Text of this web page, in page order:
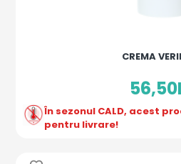
CREMA
În sezonul CALD, acest
pentru livrare!